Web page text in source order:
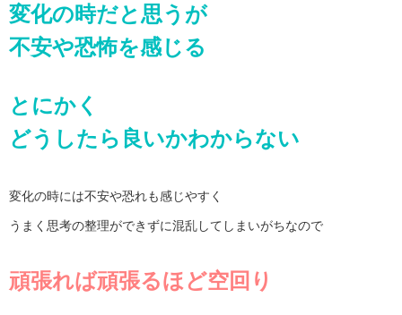
変化の時だと思うが
不安や恐怖を感じる
とにかく
どうしたら良いかわからない
変化の時には不安や恐れも感じやすく
うまく思考の整理ができずに混乱してしまいがちなので
頑張れば頑張るほど空回り